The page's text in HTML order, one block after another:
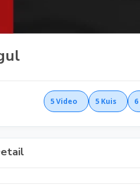
5Video 5 Kuis 6